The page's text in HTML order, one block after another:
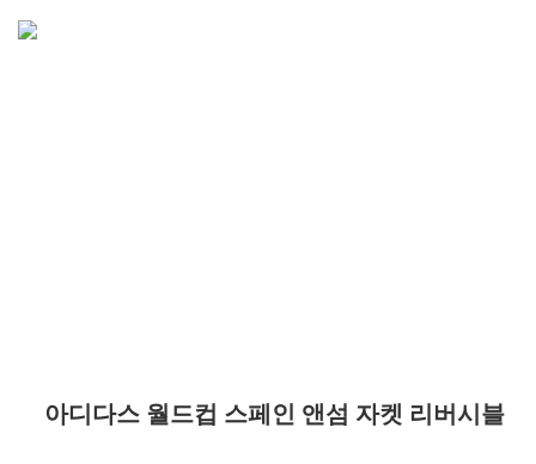
아디다스 월드컵 스페인 앤섬 자켓 리버시블